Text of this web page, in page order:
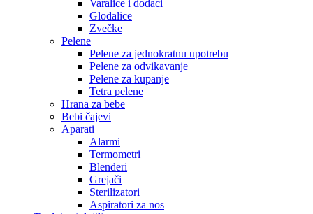
Varalice i dodaci
Glodalice
Zvečke
Pelene
Pelene za jednokratnu upotrebu
Pelene za odvikavanje
Pelene za kupanje
Tetra pelene
Hrana za bebe
Bebi čajevi
Aparati
Alarmi
Termometri
Blenderi
Grejači
Sterilizatori
Aspiratori za nos